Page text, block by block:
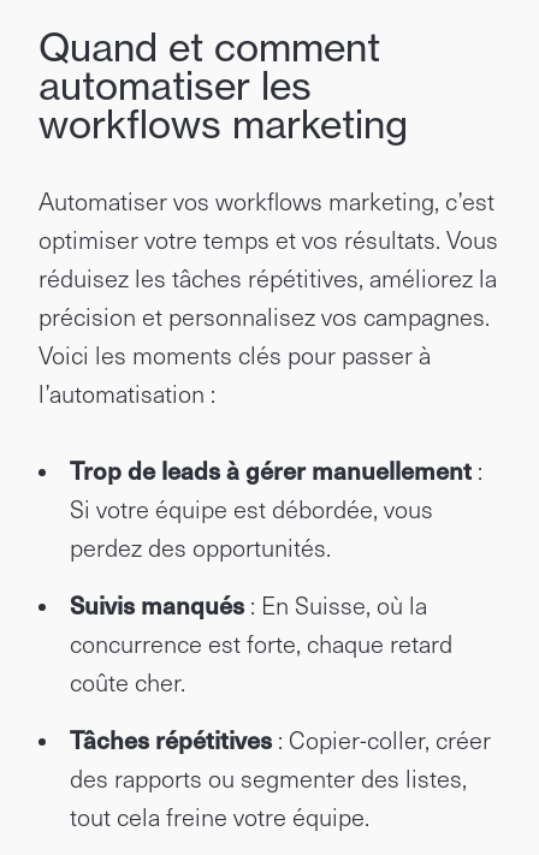
Quand et comment
automatiser les
workflows marketing
Automatiser vos workflows marketing, c’est
optimiser votre temps et vos résultats. Vous
réduisez les tâches répétitives, améliorez la
précision et personnalisez vos campagnes.
Voici les moments clés pour passer à
l’automatisation :
Trop de leads à gérer manuellement :
Si votre équipe est débordée, vous
perdez des opportunités.
Suivis manqués: En Suisse, où la
concurrence est forte, chaque retard
coûte cher.
Tâches répétitives: Copier-coller, créer
des rapports ou segmenter des listes,
tout cela freine votre équipe.